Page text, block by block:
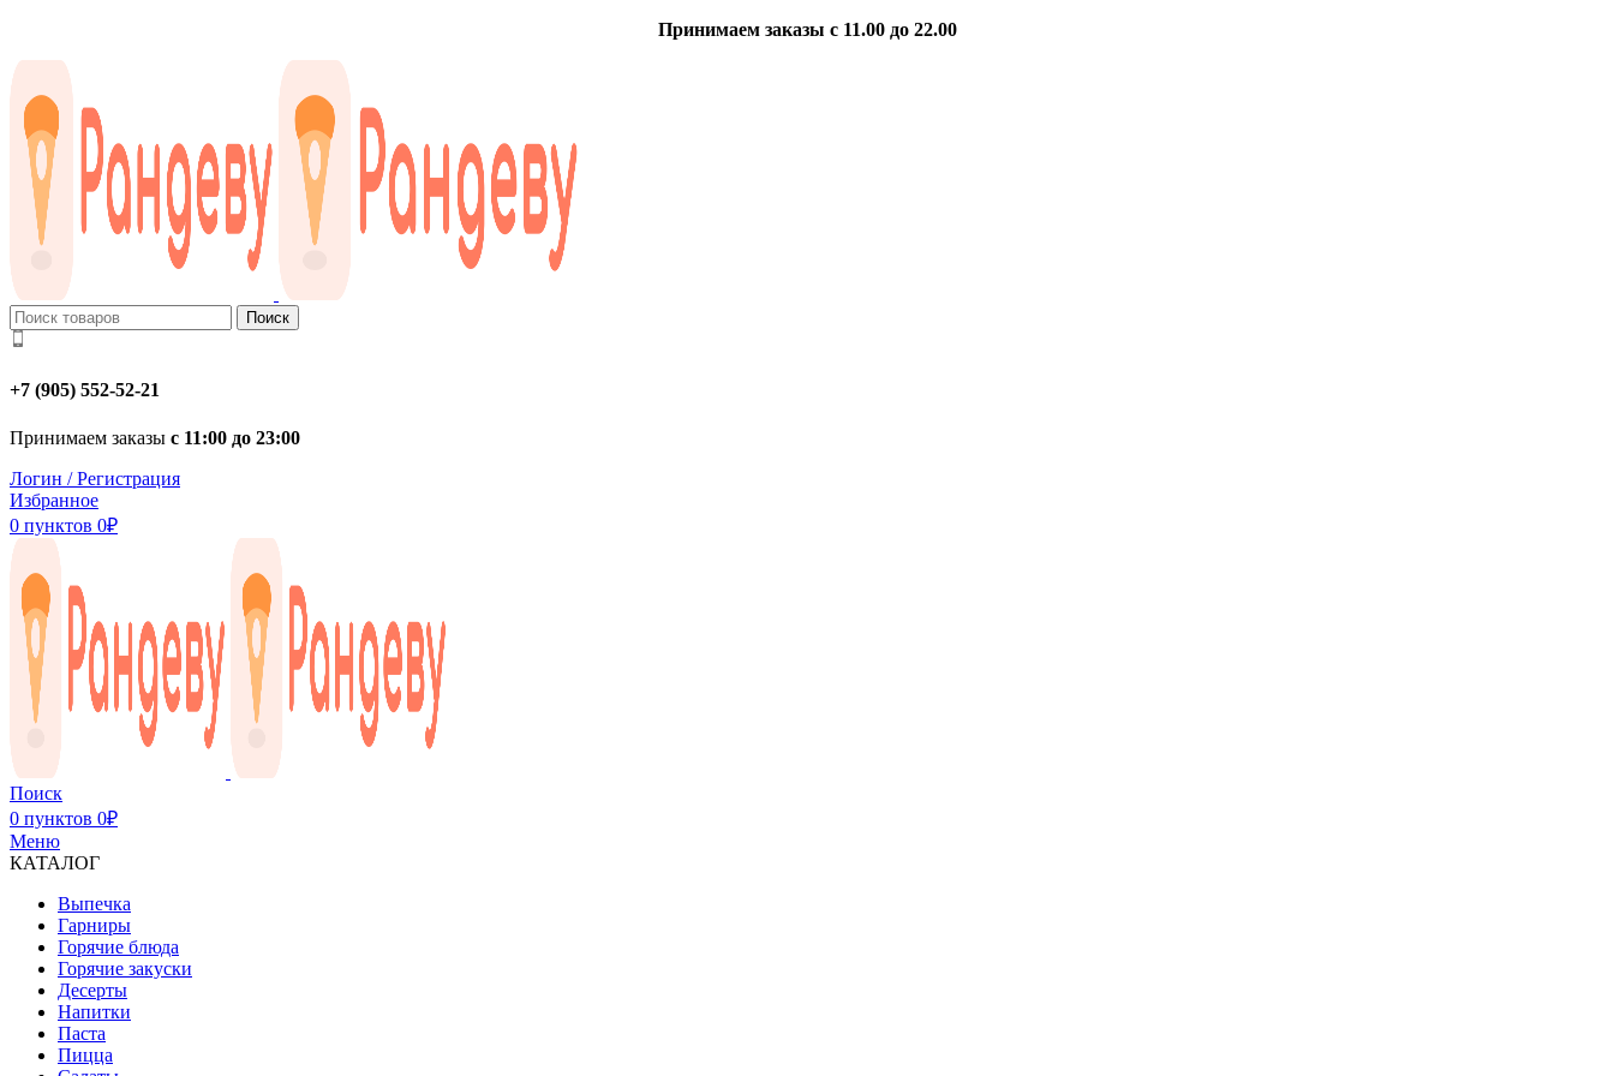
Принимаем заказы с 11.00 до 22.00
Поиск
+7 (905) 552-52-21
Принимаем заказы с 11:00 до 23:00
Логин / Регистрация
Избранное
0 пунктов 0₽
Поиск
0 пунктов 0₽
Меню
КАТАЛОГ
Выпечка
Гарниры
Горячие блюда
Горячие закуски
Десерты
Напитки
Паста
Пицца